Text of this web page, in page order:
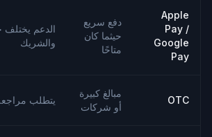
Apple
Pay /
Google
Pay
دفع سريع
حيثما كان
متاحًا
الدعم
والشريك
OTC
مبالغ كبيرة
أو شركات
يتطلب